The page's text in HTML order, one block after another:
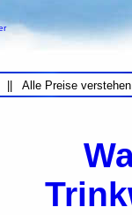
|| Alle Preise